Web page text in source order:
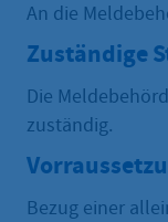
An die
Zuständige
Die
zuständig.
Bezug einer